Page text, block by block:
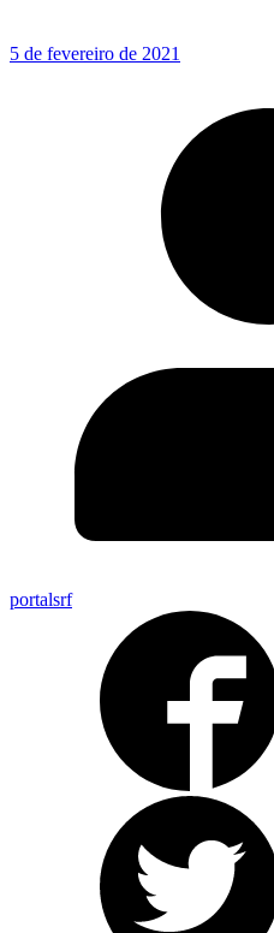
5 de fevereiro de 2021
portalsrf